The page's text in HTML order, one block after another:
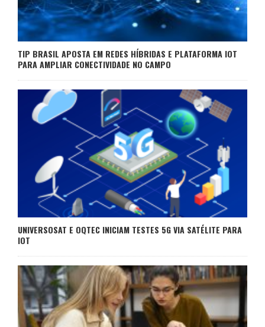
TIP BRASIL APOSTA EM REDES HÍBRIDAS E PLATAFORMA IOT
PARA AMPLIAR CONECTIVIDADE NO CAMPO
UNIVERSOSAT E OQTEC INICIAM TESTES 5G VIA SATÉLITE PARA
IOT